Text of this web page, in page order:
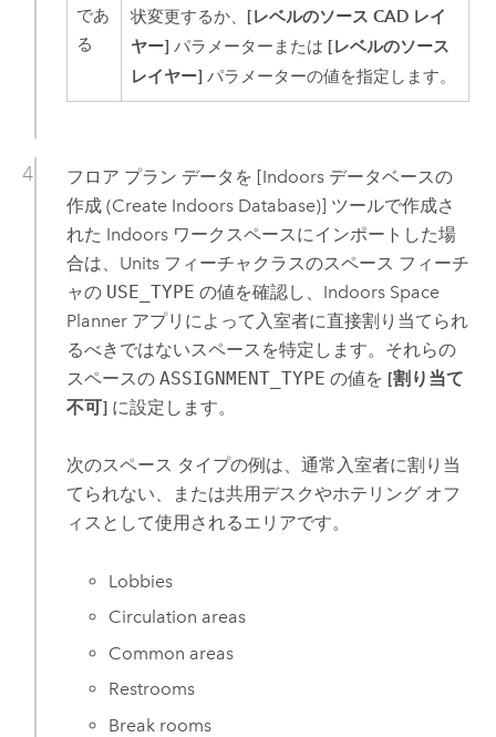
であ
る
状変更するか、 [レベルのソース CAD レイ
ヤー] パラメーターまたは [レベルのソース
レイヤー] パラメーターの値を指定します。
フロア プラン データを [Indoors データベースの
作成 (Create Indoors Database)] ツールで作成さ
れた Indoorsワークスペースにインポートした場
合は、Units フィーチャクラスのスペース フィーチ
ャの USE_TYPE の値を確認し、 Indoors Space
Plannerアプリによって入室者に直接割り当てられ
るべきではないスペースを特定します。それらの
スペースの ASSIGNMENT_TYPE の値を [割り当て
不可]に設定します。
次のスペース タイプの例は、通常入室者に割り当
てられない、または共用デスクやホテリング オフ
ィスとして使用されるエリアです。
Lobbies
Circulation areas
Common areas
Restrooms
Break rooms